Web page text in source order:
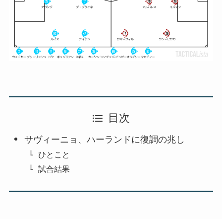
目次
サヴィーニョ、ハーランドに復調の兆し
ひとこと
試合結果